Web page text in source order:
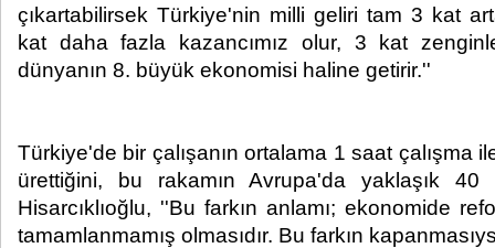
çıkartabilirsek Türkiye'nin milli geliri tam 3 kat
kat daha fazla kazancımız olur, 3 kat
dünyanın 8. büyük ekonomisi haline getirir.''
Türkiye'de bir çalışanın ortalama 1 saat çalışma
ürettiğini, bu rakamın Avrupa'da yaklaşık
Hisarcıklıoğlu, ''Bu farkın anlamı; ekonomide
tamamlanmamış olmasıdır. Bu farkın